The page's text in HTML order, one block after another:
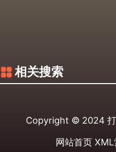
相关搜索
Copyright © 2024
网站首页 XML